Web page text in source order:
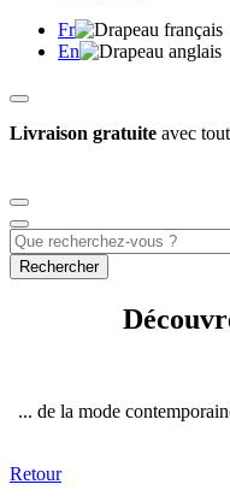
Fr
En
Livraison gratuite avec
Rechercher
... de la mode
Retour